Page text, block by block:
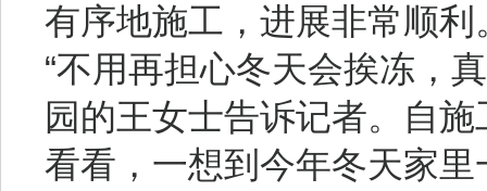
有序地施工，进展非常顺利
“不用再担心冬天会挨冻，
园的王女士告诉记者。自
看看，一想到今年冬天家